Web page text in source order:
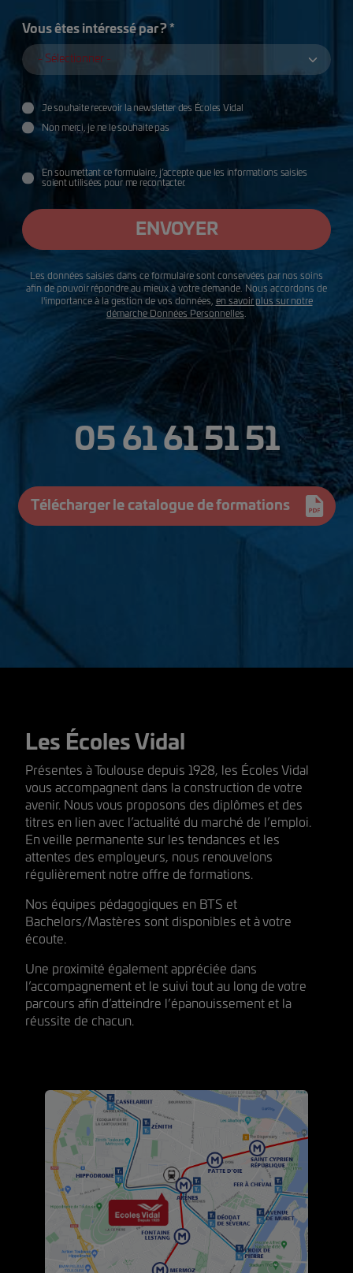
Vous êtes intéressé par ? *
Utilisation des données
Je souhaite recevoir la newsletter des Écoles Vidal
Non merci, je ne le souhaite pas
données
En soumettant ce formulaire, j’accepte que les informations saisies
soient utilisées pour me recontacter.
ENVOYER
Les données saisies dans ce formulaire sont conservées par nos soins
afin de pouvoir répondre au mieux à votre demande. Nous accordons de
l'importance à la gestion de vos données, en savoir plus sur notre
démarche Données Personnelles
05 61 61 51 51
Télécharger le catalogue de formations
Les Écoles Vidal
Présentes à Toulouse depuis 1928, les Écoles Vidal
vous accompagnent dans la construction de votre
avenir. Nous vous proposons des diplômes et des
titres en lien avec l’actualité du marché de l’emploi.
En veille permanente sur les tendances et les
attentes des employeurs, nous renouvelons
régulièrement notre offre de formations.
Nos équipes pédagogiques en BTS et
Bachelors/Mastères sont disponibles et à votre
écoute.
Une proximité également appréciée dans
l’accompagnement et le suivi tout au long de votre
parcours afin d’atteindre l’épanouissement et la
réussite de chacun.